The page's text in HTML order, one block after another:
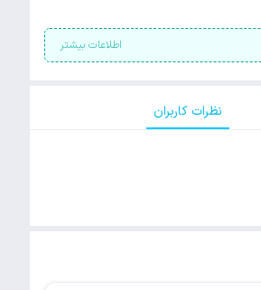
اطلاعات بیشتر
نظرات کاربران